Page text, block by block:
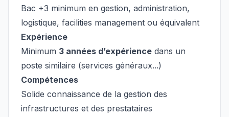
Bac +3 minimum en gestion, administration,
logistique, facilities management ou équivalent
Expérience
Minimum 3 années d’expérience dans un
poste similaire (services généraux...)
Compétences
Solide connaissance de la gestion des
infrastructures et des prestataires